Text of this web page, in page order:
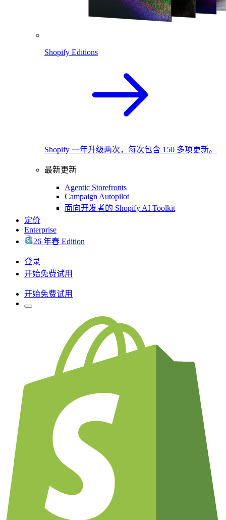
Shopify Editions
Shopify 一年升级两次，每次包含 150 多项更新。
最新更新
Agentic Storefronts
Campaign Autopilot
面向开发者的 Shopify AI Toolkit
定价
Enterprise
26 年春 Edition
登录
开始免费试用
开始免费试用